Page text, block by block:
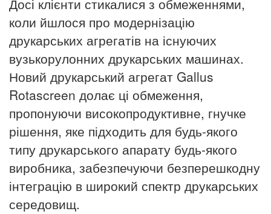
Досі клієнти стикалися з обмеженнями,
коли йшлося про модернізацію
друкарських агрегатів на існуючих
вузькорулонних друкарських машинах.
Новий друкарський агрегат Gallus
Rotascreen долає ці обмеження,
пропонуючи високопродуктивне, гнучке
рішення, яке підходить для будь-якого
типу друкарського апарату будь-якого
виробника, забезпечуючи безперешкодну
інтеграцію в широкий спектр друкарських
середовищ.